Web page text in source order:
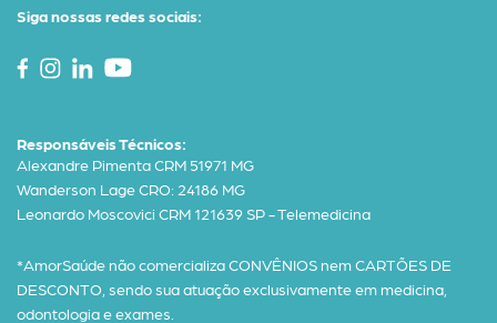
Siga nossas redes sociais:
Responsáveis Técnicos:
Alexandre Pimenta CRM 51971 MG
Wanderson Lage CRO: 24186 MG
Leonardo Moscovici CRM 121639 SP - Telemedicina
*AmorSaúde não comercializa CONVÊNIOS nem CARTÕES DE
DESCONTO, sendo sua atuação exclusivamente em medicina,
odontologia e exames.